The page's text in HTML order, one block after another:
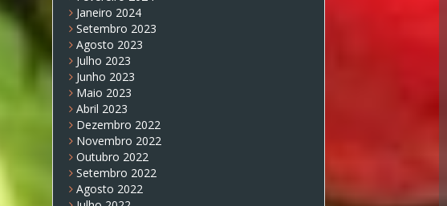
Janeiro 2024
Setembro 2023
Agosto 2023
Julho 2023
Junho 2023
Maio 2023
Abril 2023
Dezembro 2022
Novembro 2022
Outubro 2022
Setembro 2022
Agosto 2022